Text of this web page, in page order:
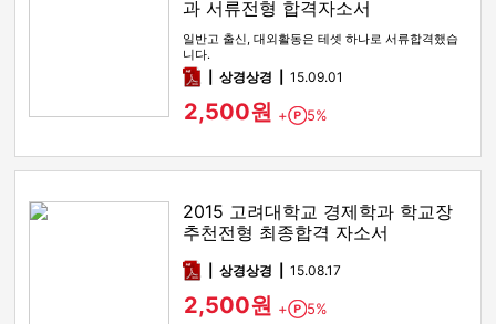
과 서류전형 합격자소서
일반고 출신, 대외활동은 테셋 하나로 서류합격했습
니다.
pdf상경상경 15.09.01
2,500원 + Point
5%
2015 고려대학교 경제학과 학교장
추천전형 최종합격 자소서
pdf상경상경 15.08.17
2,500원 + Point
5%